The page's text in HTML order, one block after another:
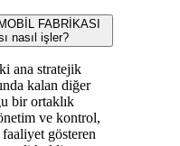
FABRİKASI
nasıl işler?
ana stratejik
kalan diğer
bir ortaklık
ve kontrol,
gösteren